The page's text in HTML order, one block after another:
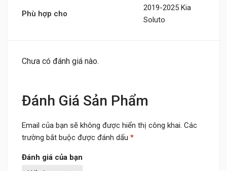
Phù hợp cho
2019-2025 Kia
Soluto
Chưa có đánh giá nào.
Đánh Giá Sản Phẩm
Email của bạn sẽ không được hiển thị công khai. Các
trường bắt buộc được đánh dấu *
Đánh giá của bạn